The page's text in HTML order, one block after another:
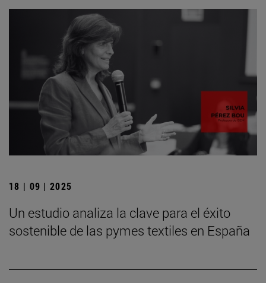
18 | 09 | 2025
Un estudio analiza la clave para el éxito
sostenible de las pymes textiles en España